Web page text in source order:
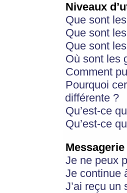
Niveaux
Que sont
Que sont
Que sont
Où sont les
Comment
Pourquoi
différente ?
Qu’est-ce
Qu’est-ce
Je ne peux
Je continue
J’ai reçu un